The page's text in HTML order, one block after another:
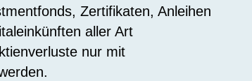
Zertifikaten, Anleihen
aller Art
nur mit